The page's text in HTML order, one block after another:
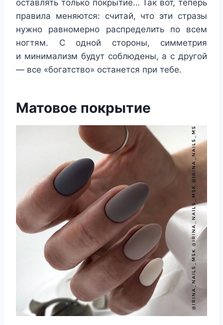
оставлять только покрытие… Так вот, теперь
правила меняются: считай, что эти стразы
нужно равномерно распределить по всем
ногтям. С одной стороны, симметрия
и минимализм будут соблюдены, а с другой
— все «богатство» останется при тебе.
Матовое покрытие